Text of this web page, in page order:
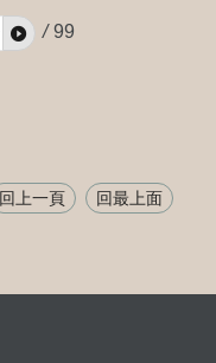
/ 99
回上一頁 回最上面